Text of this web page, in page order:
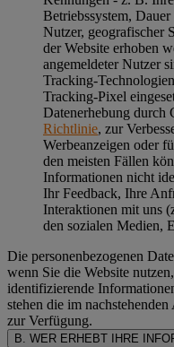
Betriebssystem,
Nutzer, geografischer
der Website erhoben
angemeldeter Nutzer
Tracking-
Tracking-Pixel
Datenerhebung durch
Richtlinie, zur
Werbeanzeigen oder
den meisten Fällen
Informationen nicht
Ihr Feedback, Ihre
Interaktionen mit uns
den sozialen Medien,
Die personenbezogenen
wenn Sie die Website
identifizierende
stehen die im nachstehenden
zur Verfügung.
B. WER ERHEBT IHRE